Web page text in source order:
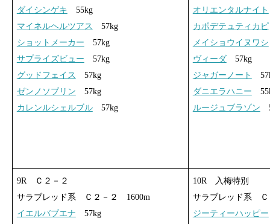
ダイシンゲキ 55kg
マイネルヘルツアス
57kg
ショットメーカー 57kg
サプライズビュー 57kg
グッドフェイス
57kg
ゼンノソブリン 57kg
カレンルシェルブル57kg
オリエンタルナイト
カポデテュティカピ
メイショウイヌワシ
ヴィーダ57kg
ジャガーノート
ダニエラハニー
ルージュブラゾン
9R Ｃ２－２
サラブレッド系 Ｃ２－２ 1600m
イエルバブエナ 57kg
10R 入梅特別
サラブレッド系
ジーティーハッピー